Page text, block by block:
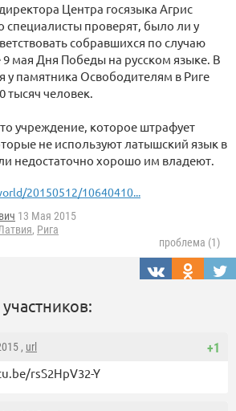
Центра госязыка Агрис
специалисты проверят, было ли у
собравшихся по случаю
9 мая Дня Победы на русском языке. В
у памятника Освободителям в Риге
тысяч человек.
учреждение, которое штрафует
не используют латышский язык в
недостаточно хорошо им владеют.
20150512/10640410...
13 Мая 2015
, Рига
проблема (1)
+1
, url
rsS2HpV32-Y